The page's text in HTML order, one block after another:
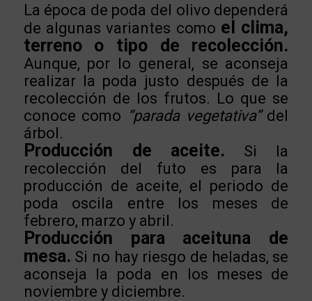
La época de poda del olivo dependerá
de algunas variantes como el clima,
terreno o tipo de recolección.
Aunque, por lo general, se aconseja
realizar la poda justo después de la
recolección de los frutos. Lo que se
conoce como “parada vegetativa”del
árbol.
Producción de aceite. Si la
recolección del futo es para la
producción de aceite, el periodo de
poda oscila entre los meses de
febrero, marzo y abril.
Producción para aceituna de
mesa. Si no hay riesgo de heladas, se
aconseja la poda en los meses de
noviembre y diciembre.